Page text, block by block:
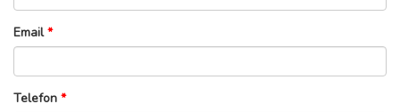
Email*
Telefon *